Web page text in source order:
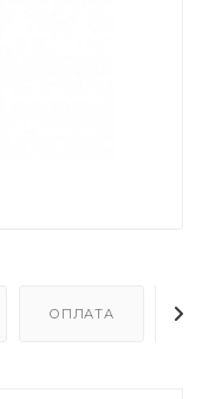
ОПЛАТА